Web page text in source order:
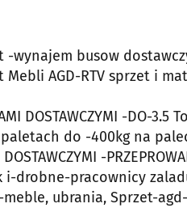
-wynajem busow
Mebli AGD-RTV sprzet i
DOSTAWCZYMI -DO-
do -400kg na
DOSTAWCZYMI -
i-drobne-pracownicy
meble, ubrania, Sprzet-